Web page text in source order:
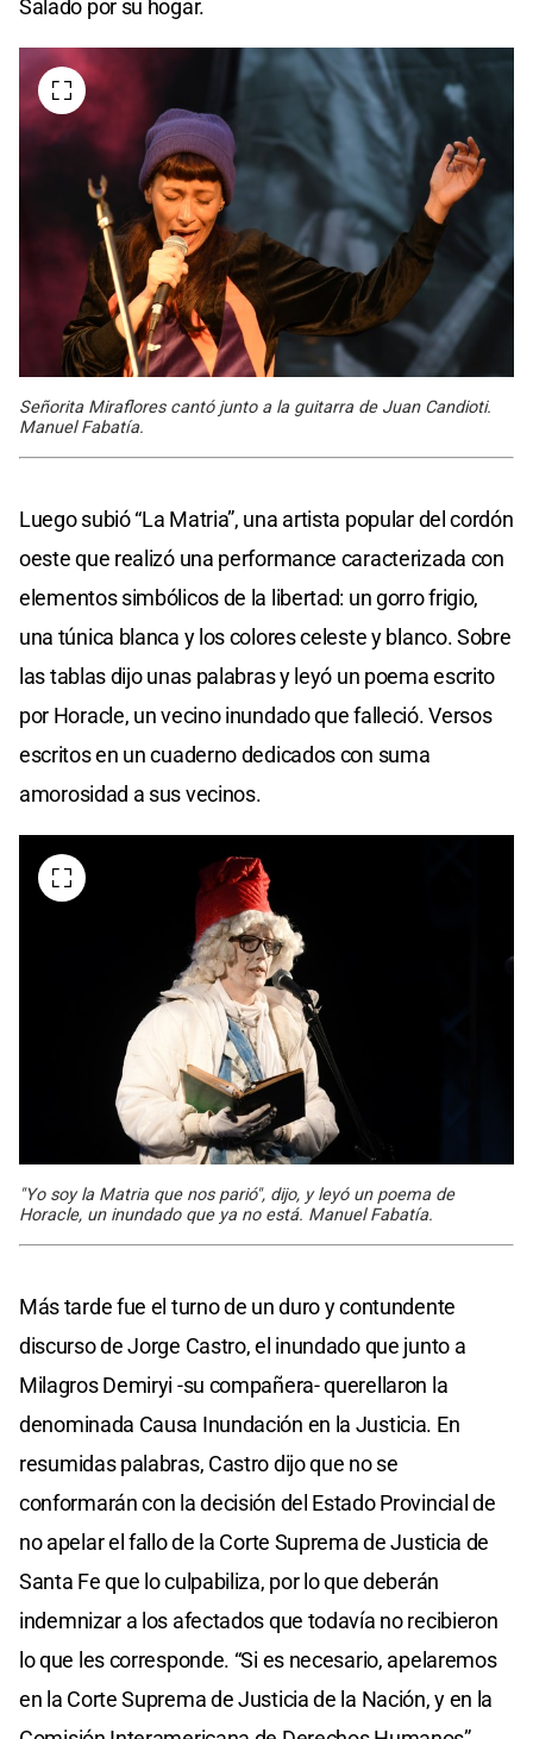
Salado por su hogar.
Señorita Miraflores cantó junto a la guitarra de Juan Candioti.
Manuel Fabatía.
Luego subió “La Matria”, una artista popular del cordón
oeste que realizó una performance caracterizada con
elementos simbólicos de la libertad: un gorro frigio,
una túnica blanca y los colores celeste y blanco. Sobre
las tablas dijo unas palabras y leyó un poema escrito
por Horacle, un vecino inundado que falleció. Versos
escritos en un cuaderno dedicados con suma
amorosidad a sus vecinos.
"Yo soy la Matria que nos parió", dijo, y leyó un poema de
Horacle, un inundado que ya no está. Manuel Fabatía.
Más tarde fue el turno de un duro y contundente
discurso de Jorge Castro, el inundado que junto a
Milagros Demiryi -su compañera- querellaron la
denominada Causa Inundación en la Justicia. En
resumidas palabras, Castro dijo que no se
conformarán con la decisión del Estado Provincial de
no apelar el fallo de la Corte Suprema de Justicia de
Santa Fe que lo culpabiliza, por lo que deberán
indemnizar a los afectados que todavía no recibieron
lo que les corresponde. “Si es necesario, apelaremos
en la Corte Suprema de Justicia de la Nación, y en la